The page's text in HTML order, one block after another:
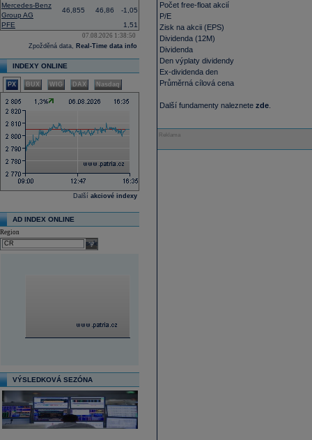
Mercedes-Benz
Group AG
46,855 46,86
-1,05
PFE
1,51
07.08.2026 1:38:50
Zpožděná data, Real-Time data info
INDEXY ONLINE
PX BUX WIG DAX Nasdaq
Další akciové indexy
AD INDEX ONLINE
Region
select
VÝSLEDKOVÁ SEZÓNA
Počet free-float akcií
P/E
Zisk na akcii (EPS)
Dividenda (12M)
Dividenda
Den výplaty dividendy
Ex-dividenda den
Průměrná cílová cena
Další fundamenty naleznete zde
Reklama